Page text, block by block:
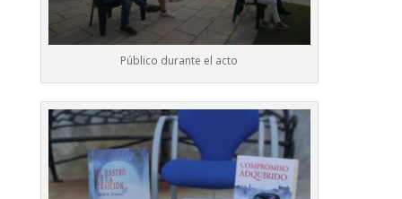
Público durante el acto